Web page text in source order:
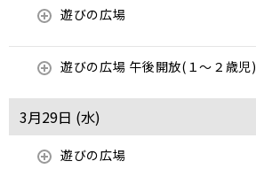
遊びの広場
遊びの広場 午後開放(１～２歳児)
3月29日 (水)
遊びの広場